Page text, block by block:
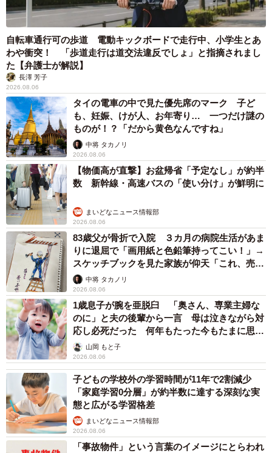
自転車通行可の歩道 電動キックボードで走行中、小学生とあ
わや衝突！ 「歩道走行は道交法違反でしょ」と指摘されまし
た【弁護士が解説】
長澤 芳子
2026.08.06
タイの電車の中で見た優先席のマーク 子ど
も、妊娠、けが人、お年寄り… 一つだけ謎の
ものが！？「だから黄色なんですね」
中将 タカノリ
2026.08.06
【物価高が直撃】お盆帰省「予定なし」が約半
数 新幹線・高速バスの「使い分け」が鮮明に
まいどなニュース情報部
2026.08.06
83歳父が骨折で入院 ３カ月の病院生活があま
りに退屈で「画用紙と色鉛筆持ってこい！」→
スケッチブックを見た家族が仰天「これ、売れ
ますよ…」
中将 タカノリ
2026.08.06
1歳息子が腕を亜脱臼 「奥さん、専業主婦な
のに」と夫の後輩から一言 母は泣きながら対
応し必死だった 何年もたった今もたまに思い
出し…山岡 もと子
2026.08.06
子どもの学校外の学習時間が11年で2割減少
「家庭学習0分層」が約半数に達する深刻な実
態と広がる学習格差
まいどなニュース情報部
2026.08.06
「事故物件」という言葉のイメージにとらわれ